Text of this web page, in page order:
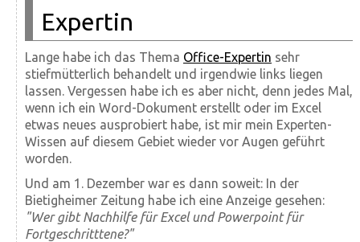
Expertin
Lange habe ich das Thema Office-Expertin sehr
stiefmütterlich behandelt und irgendwie links liegen
lassen. Vergessen habe ich es aber nicht, denn jedes Mal,
wenn ich ein Word-Dokument erstellt oder im Excel
etwas neues ausprobiert habe, ist mir mein Experten-
Wissen auf diesem Gebiet wieder vor Augen geführt
worden.
Und am 1. Dezember war es dann soweit: In der
Bietigheimer Zeitung habe ich eine Anzeige gesehen:
"Wer gibt Nachhilfe für Excel und Powerpoint für
Fortgeschritttene?"